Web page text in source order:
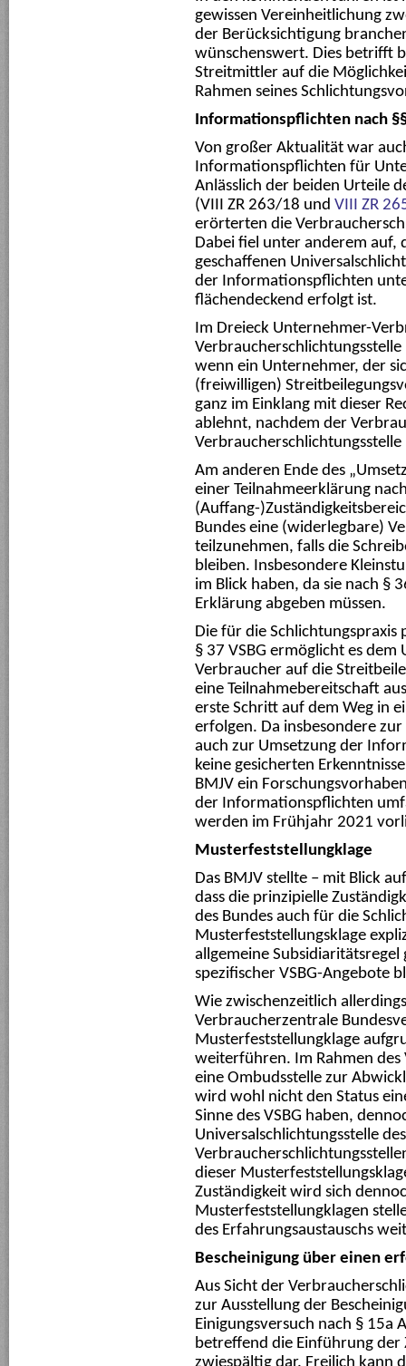
gewissen Vereinheitlichung
der Berücksichtigung
wünschenswert. Dies betrifft
Streitmittler auf die
Rahmen seines
Informationspflichten nach
Von großer Aktualität war
Informationspflichten für
Anlässlich der beiden Urteile
(VIII ZR 263/18 und VIII ZR
erörterten die
Dabei fiel unter anderem auf,
geschaffenen
der Informationspflichten
flächendeckend erfolgt ist.
Im Dreieck Unternehmer-
wenn ein Unternehmer, der
(freiwilligen)
ganz im Einklang mit dieser
ablehnt, nachdem der
Am anderen Ende des
einer Teilnahmeerklärung
(Auffang-
Bundes eine (widerlegbare)
teilzunehmen, falls die
bleiben. Insbesondere
im Blick haben, da sie nach §
Erklärung abgeben müssen.
Die für die
§ 37 VSBG ermöglicht es
Verbraucher auf die
eine Teilnahmebereitschaft
erste Schritt auf dem Weg in
erfolgen. Da insbesondere
auch zur Umsetzung der
keine gesicherten
BMJV ein
der Informationspflichten
werden im Frühjahr 2021
Musterfeststellungklage
Das BMJV stellte – mit Blick
dass die prinzipielle
des Bundes auch für die
Musterfeststellungsklage
allgemeine
spezifischer VSBG-Angebote
Wie zwischenzeitlich
Verbraucherzentrale
Musterfeststellungklage
weiterführen. Im Rahmen des
eine Ombudsstelle zur
wird wohl nicht den Status
Sinne des VSBG haben,
Universalschlichtungsstelle
dieser
Zuständigkeit wird sich
Musterfeststellungklagen
des Erfahrungsaustauschs
Bescheinigung über einen
Aus Sicht der
zur Ausstellung der
Einigungsversuch nach § 15a
betreffend die Einführung der